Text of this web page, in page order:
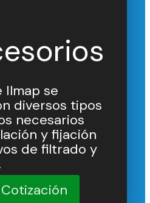
Ilmap se
diversos tipos
necesarios
y fijación
de filtrado y